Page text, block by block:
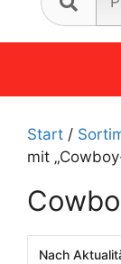
Start /
mit